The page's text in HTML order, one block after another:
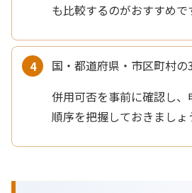
も比較するのがおすすめで
国・都道府県・市区町村
併用可否を事前に確認し、
順序を把握しておきましょ